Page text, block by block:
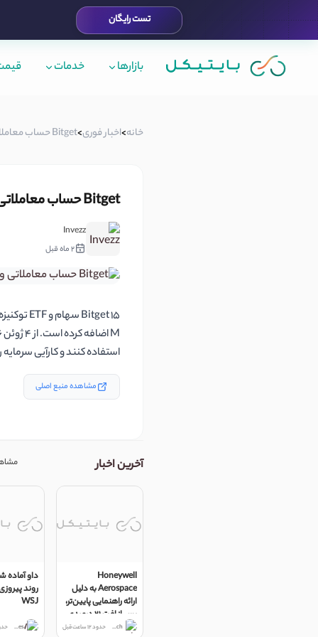
تست رایگان
بازارها خدمات
خانه>اخبار فوری>Bitget حساب معاملاتی واحد را با سهام توکنیزه‌شده ب...
Bitget حساب معاملاتی واحد را با سهام توکنیزه‌شده به عنوان دارایی‌های مارجین گسترش می‌دهد
Invezz
2 ماه قبل
استفاده کنند و کارآیی
مشاهده منبع اصلی
آخرین اخبار
Honeywell
Aerospace به دلیل
ارائه راهنمایی پایین‌تر،
پس از افت ۲۱ درصدی
سهام در معاملات روز
MarketWatch حدود 12 ساعت قبل
داو
روند
WSJ
Dow Jones Newswires حدود 13